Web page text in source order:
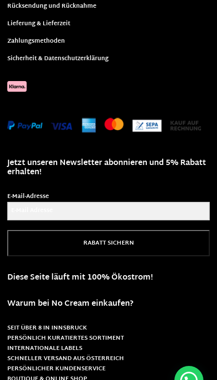
Rücksendung und Rücknahme
Lieferung & Lieferzeit
Zahlungsmethoden
Sicherheit & Datenschutzerklärung
Jetzt unseren Newsletter abonnieren und 5% Rabatt
erhalten!
E-Mail-Adresse
RABATT SICHERN
Diese Seite läuft mit 100% Ökostrom!
Warum bei No Cream einkaufen?
SEIT ÜBER 8 IN INNSBRUCK
PERSÖNLICH KURATIERTES SORTIMENT
INTERNATIONALE LABELS
SCHNELLER VERSAND AUS ÖSTERREICH
PERSÖNLICHER KUNDENSERVICE